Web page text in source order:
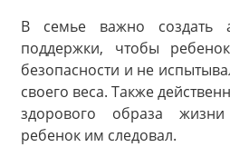
В семье важно создать
поддержки, чтобы
безопасности и не
своего веса. Также
здорового образа
ребенок им следовал.